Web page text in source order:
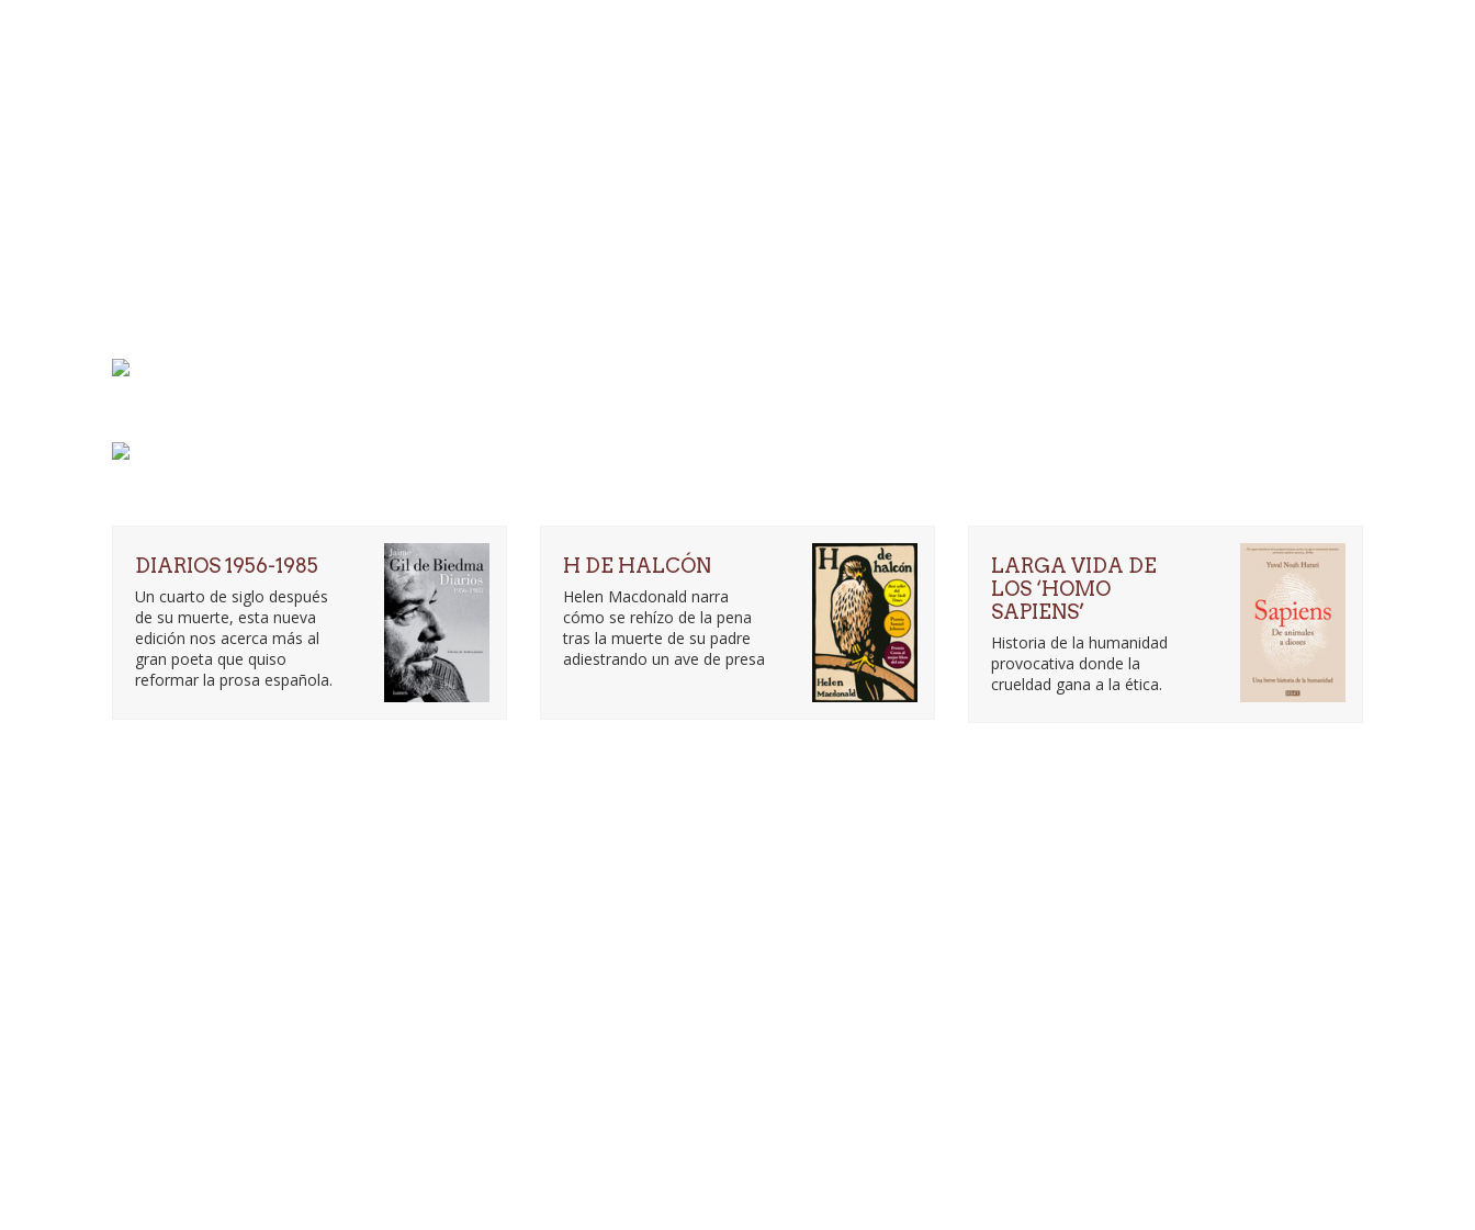
DIARIOS 1956-1985
Un cuarto de siglo después
de su muerte, esta nueva
edición nos acerca más al
gran poeta que quiso
reformar la prosa española.
H DE HALCÓN
Helen Macdonald narra
cómo se rehízo de la pena
tras la muerte de su padre
adiestrando un ave de presa
LARGA VIDA DE
LOS ‘HOMO
SAPIENS’
Historia de la humanidad
provocativa donde la
crueldad gana a la ética.